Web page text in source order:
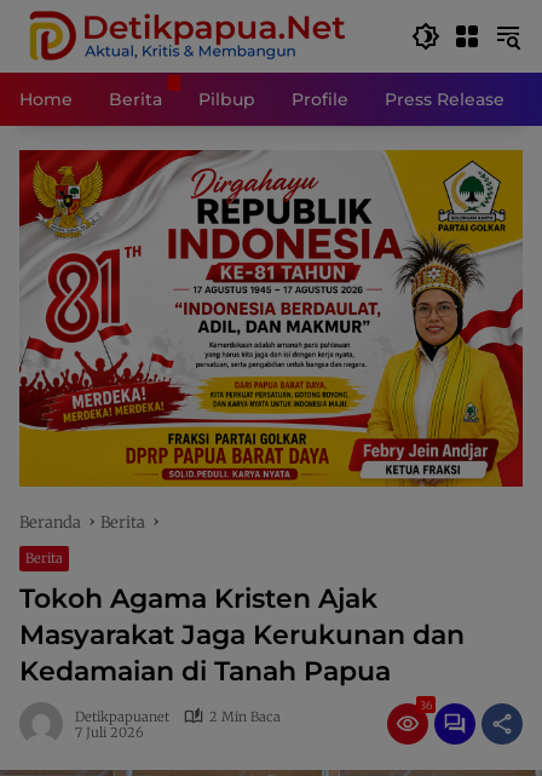
Langsung
konten
Home
Berita Pilbup Profile Press Release
Beranda Berita
Berita
Tokoh Agama Kristen Ajak
Masyarakat Jaga Kerukunan dan
Kedamaian di Tanah Papua
Detikpapuanet
2 Min Baca
7 Juli 2026
36